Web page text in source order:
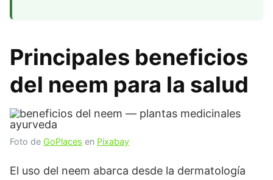
Principales beneficios
del neem para la salud
Foto de GoPlaces en Pixabay
El uso del neem abarca desde la dermatología